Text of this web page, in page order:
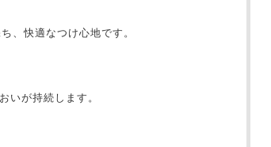
、快適なつけ心地です。
いが持続します。